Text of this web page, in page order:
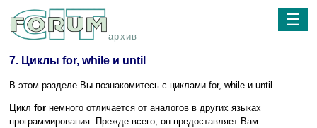
архив
☰
7. Циклы for, while и until
В этом разделе Вы познакомитесь с циклами for, while и until.
Цикл for немного отличается от аналогов в других языках
программирования. Прежде всего, он предоставляет Вам